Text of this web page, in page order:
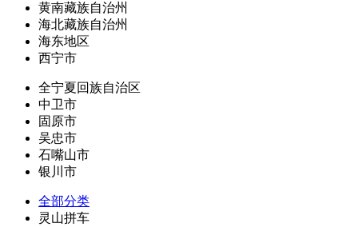
黄南藏族自治州
海北藏族自治州
海东地区
西宁市
全宁夏回族自治区
中卫市
固原市
吴忠市
石嘴山市
银川市
全部分类
灵山拼车